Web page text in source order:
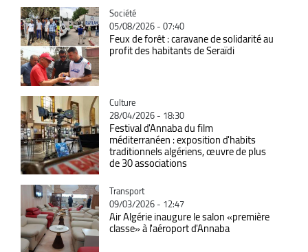
Catégorie
Société
05/08/2026 - 07:40
Feux de forêt : caravane de solidarité au
profit des habitants de Seraïdi
Catégorie
Culture
28/04/2026 - 18:30
Festival d'Annaba du film
méditerranéen : exposition d'habits
traditionnels algériens, œuvre de plus
de 30 associations
Catégorie
Transport
09/03/2026 - 12:47
Air Algérie inaugure le salon «première
classe» à l'aéroport d'Annaba